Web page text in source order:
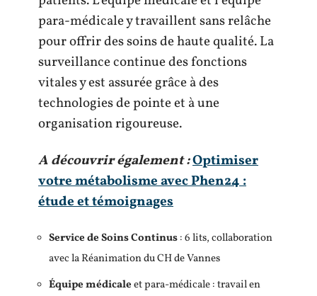
para-médicale y travaillent sans relâche
pour offrir des soins de haute qualité. La
surveillance continue des fonctions
vitales y est assurée grâce à des
technologies de pointe et à une
organisation rigoureuse.
A découvrir également :Optimiser
votre métabolisme avec Phen24 :
étude et témoignages
Service de Soins Continus: 6 lits, collaboration
avec la Réanimation du CH de Vannes
Équipe médicaleet para-médicale : travail en